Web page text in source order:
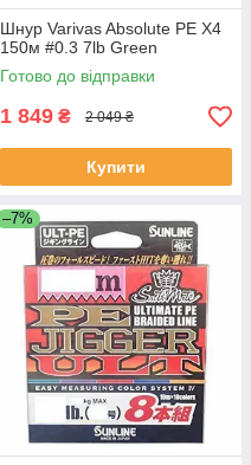
Шнур Varivas Absolute PE X4
150м #0.3 7lb Green
Готово до відправки
1 849 ₴ 2 049 ₴
Купити
–7%